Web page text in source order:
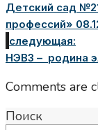
Детский сад
профессий»
следующая:
НЭВЗ – родина
Comments are
Поиск